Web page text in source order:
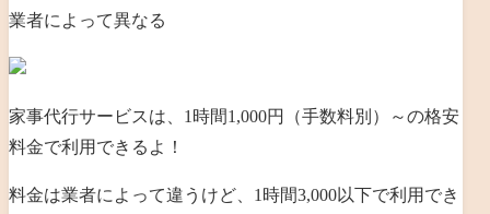
業者によって異なる
家事代行サービスは、1時間1,000円（手数料別）～の格安
料金で利用できるよ！
料金は業者によって違うけど、1時間3,000以下で利用でき